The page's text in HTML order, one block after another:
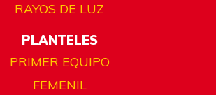
RAYOS DE LUZ
PLANTELES
PRIMER EQUIPO
FEMENIL